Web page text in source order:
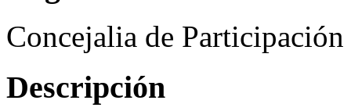
Concejalia de
Descripción